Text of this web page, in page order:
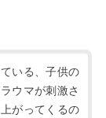
いる、子供の
ウマが刺激さ
がってくるの